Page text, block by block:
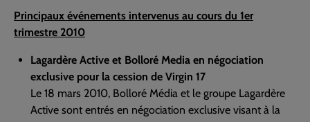
Principaux événements intervenus au cours du 1er
trimestre 2010
Lagardère Active et Bolloré Media en négociation
exclusive pour la cession de Virgin 17
Le 18 mars 2010, Bolloré Média et le groupe Lagardère
Active sont entrés en négociation exclusive visant à la